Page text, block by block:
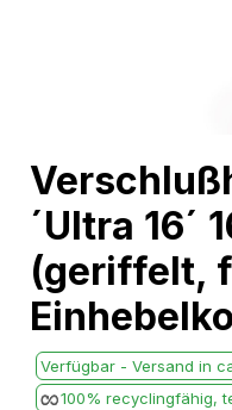
to
the
beginning
of
the
images
gallery
´Ultra 16´
(geriffelt,
Verfügbar - Versand in
100% recyclingfähig,